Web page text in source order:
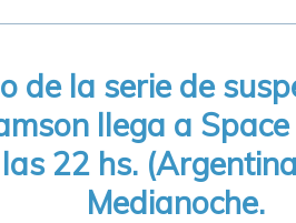
de la serie de
llega a
22 hs.
Medianoche.